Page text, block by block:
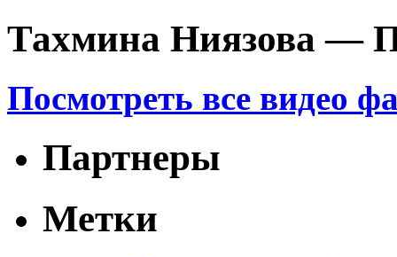
Тахмина Ниязова —
Посмотреть все видео
Партнеры
Метки